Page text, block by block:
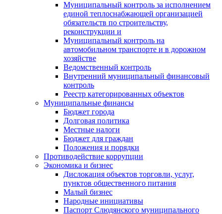
Муниципальный контроль за исполнением
единой теплоснабжающей организацией
обязательств по строительству,
реконструкции и
Муниципальный контроль на
автомобильном транспорте и в дорожном
хозяйстве
Ведомственный контроль
Внутренний муниципальный финансовый
контроль
Реестр категорированных объектов
Муниципальные финансы
Бюджет города
Долговая политика
Местные налоги
Бюджет для граждан
Положения и порядки
Противодействие коррупции
Экономика и бизнес
Дислокация объектов торговли, услуг,
пунктов общественного питания
Малый бизнес
Народные инициативы
Паспорт Слюдянского муниципального